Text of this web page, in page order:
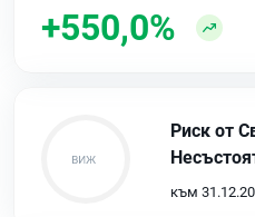
+550,0%
Риск от
към